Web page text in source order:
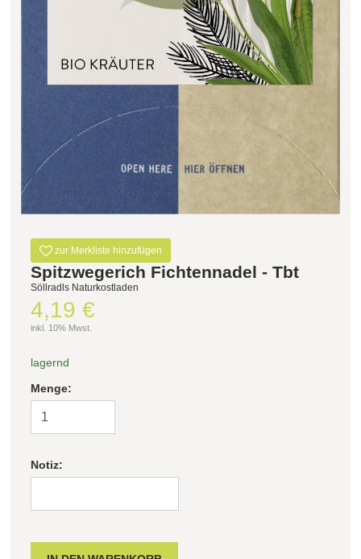
zur Merkliste hinzufügen
Spitzwegerich Fichtennadel - Tbt
Söllradls Naturkostladen
4,19 €
inkl. 10% Mwst.
lagernd
Menge:
Notiz: